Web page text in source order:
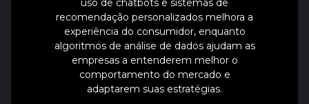
recomendação personalizados melhora a
experiência do consumidor, enquanto
algoritmos de análise de dados ajudam as
empresas a entenderem melhor o
comportamento do mercado e
adaptarem suas estratégias.